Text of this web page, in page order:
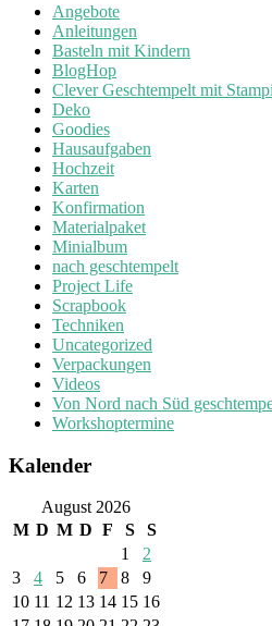
Angebote
Anleitungen
Basteln mit Kindern
BlogHop
Clever Geschtempelt mit
Deko
Goodies
Hausaufgaben
Hochzeit
Karten
Konfirmation
Materialpaket
Minialbum
nach geschtempelt
Project Life
Scrapbook
Techniken
Uncategorized
Verpackungen
Videos
Von Nord nach Süd
Workshoptermine
Kalender
August 2026
M D M D F S
S
1
2
3
4 5 6 7 8
9
10 11 12 13 14 15 16